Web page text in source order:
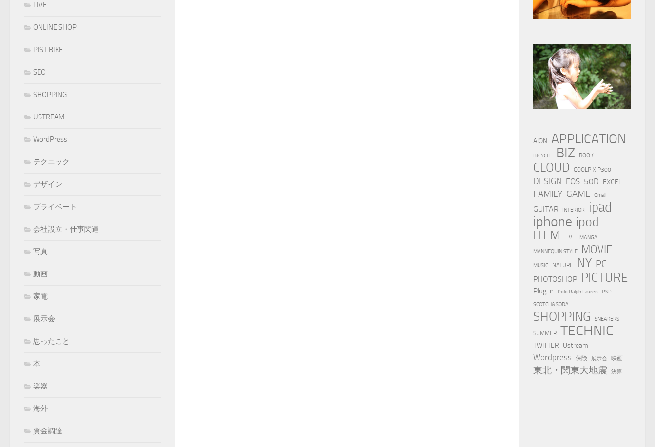
LIVE
ONLINE SHOP
PIST BIKE
SEO
SHOPPING
USTREAM
WordPress
テクニック
デザイン
プライベート
会社設立・仕事関連
写真
動画
家電
展示会
思ったこと
本
楽器
海外
資金調達
AION APPLICATION
BICYCLE BIZ BOOK
CLOUD COOLPIX P300
DESIGN EOS-50D EXCEL
FAMILY GAME Gmail
GUITAR INTERIOR ipad
iphone ipod
ITEM
LIVE MANGA
MANNEQUIN STYLE MOVIE
MUSIC NATURE NY PC
PHOTOSHOP PICTURE
Plug in Polo Ralph Lauren
PSP
SCOTCH&SODA
SHOPPING SNEAKERS
SUMMER TECHNIC
TWITTER Ustream
Wordpress 保険 展示会 映画
東北・関東大地震 決算